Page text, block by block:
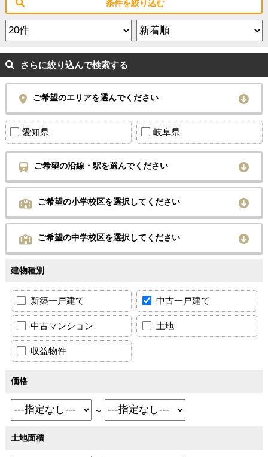
条件を絞り込む
さらに絞り込んで検索する
ご希望のエリアを選んでください
愛知県 岐阜県
ご希望の沿線・駅を選んでください
ご希望の小学校区を選択してください
ご希望の中学校区を選択してください
建物種別
新築一戸建て 中古一戸建て
中古マンション 土地
収益物件
価格
～
土地面積